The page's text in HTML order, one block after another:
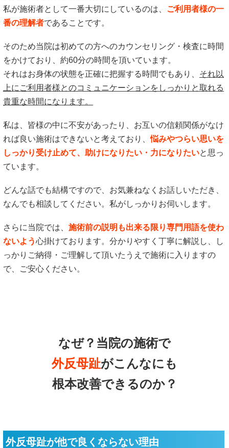
私が施術者として一番大切にしているのは、 ご利用者様の一
番の理解者であることです。
そのため当院は初めての方へのカウンセリング・検査に時間
をかけており、約60分の時間を頂いています。
それはお身体の状態を正確に把握する時間でもあり、 それ以
上にご利用者様とのコミュニケーションをしっかりと取れる
貴重な時間になります。
私は、皆様の中に不安があったり、お互いの信頼関係がなけ
れば良い施術はできないと考えており、悩みやつらい思いを
しっかり受け止めて、助けになりたい・力になりたいと思っ
ています。
どんな話でも結構ですので、お気兼ねなくお話しいただき、
なんでも相談してください。私がしっかりお伺いします。
さらに当院では、 施術前の説明も出来る限り専門用語を使わ
ないよう心掛けております。分かりやすく丁寧に解説し、し
っかりご納得・ご理解して頂いたうえで施術に入りますの
で、ご安心ください。
なぜ？当院の施術で
外反母趾がこんなにも
根本改善できるのか？
外反母趾が他で良くならない理由